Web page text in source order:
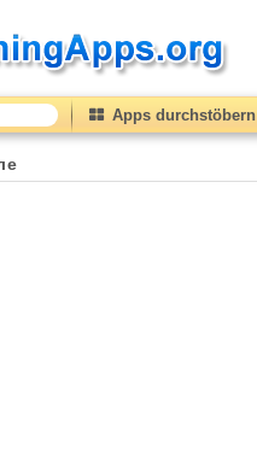
Apps durchstöbern